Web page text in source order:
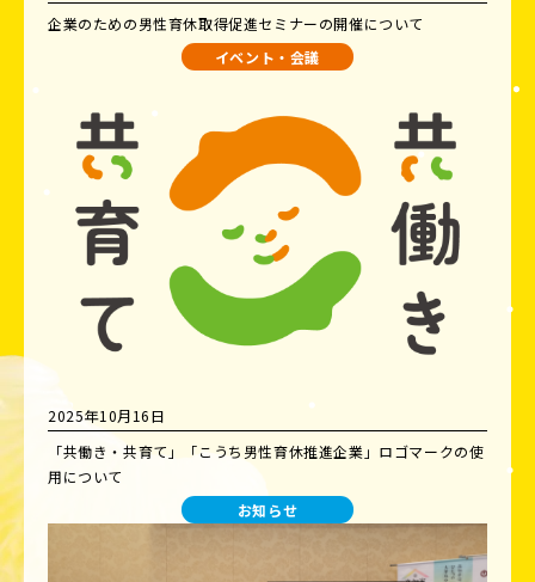
企業のための男性育休取得促進セミナーの開催について
イベント・会議
2025年10月16日
「共働き・共育て」「こうち男性育休推進企業」ロゴマークの使
用について
お知らせ